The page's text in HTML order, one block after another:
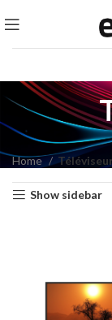
Home
Show sidebar